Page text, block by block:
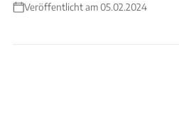
Veröffentlicht am 05.02.2024